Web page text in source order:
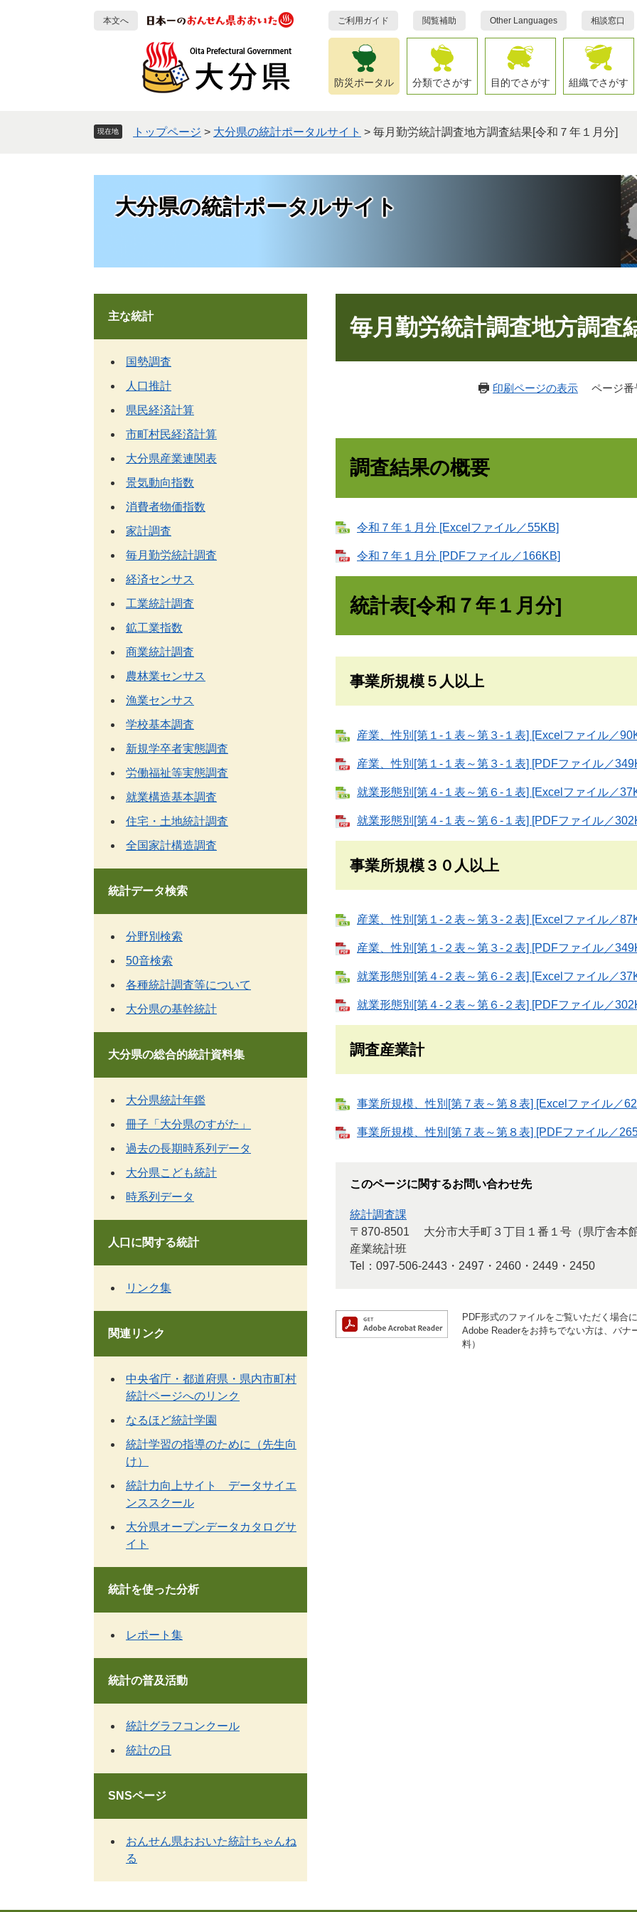
本文へ ご利用ガイド 閲覧補助 Other Languages 相談窓口
防災ポータル 分類でさがす 目的でさがす 組織でさがす
現在地 トップページ > 大分県の統計ポータルサイト > 毎月勤労統計調査地方調査結果[令和７年１月分]
大分県の統計ポータルサイト
毎月勤労統計調査地方調査
印刷ページの表示 ページ番
調査結果の概要
令和７年１月分 [Excelファイル／55KB]
令和７年１月分 [PDFファイル／166KB]
統計表[令和７年１月分]
事業所規模５人以上
産業、性別[第１-１表～第３-１表] [Excelファイル／
産業、性別[第１-１表～第３-１表] [PDFファイル／
就業形態別[第４-１表～第６-１表] [Excelファイル／
就業形態別[第４-１表～第６-１表] [PDFファイル／
事業所規模３０人以上
産業、性別[第１-２表～第３-２表] [Excelファイル／
産業、性別[第１-２表～第３-２表] [PDFファイル／
就業形態別[第４-２表～第６-２表] [Excelファイル／
就業形態別[第４-２表～第６-２表] [PDFファイル／
調査産業計
事業所規模、性別[第７表～第８表] [Excelファイル／
事業所規模、性別[第７表～第８表] [PDFファイル／
このページに関するお問い合わせ先
統計調査課
〒870-8501
大分市大手町３丁目１番１号（県庁舎本
産業統計班
Tel：097-506-2443・2497・2460・2449・2450
PDF形式のファイルをご覧いただく場合
Adobe Readerをお持ちでない方は、バ
料）
主な統計
国勢調査
人口推計
県民経済計算
市町村民経済計算
大分県産業連関表
景気動向指数
消費者物価指数
家計調査
毎月勤労統計調査
経済センサス
工業統計調査
鉱工業指数
商業統計調査
農林業センサス
漁業センサス
学校基本調査
新規学卒者実態調査
労働福祉等実態調査
就業構造基本調査
住宅・土地統計調査
全国家計構造調査
統計データ検索
分野別検索
50音検索
各種統計調査等について
大分県の基幹統計
大分県の総合的統計資料集
大分県統計年鑑
冊子「大分県のすがた」
過去の長期時系列データ
大分県こども統計
時系列データ
人口に関する統計
リンク集
関連リンク
中央省庁・都道府県・県内市町村
統計ページへのリンク
なるほど統計学園
統計学習の指導のために（先生向
け）
統計力向上サイト データサイエ
ンススクール
大分県オープンデータカタログサ
イト
統計を使った分析
レポート集
統計の普及活動
統計グラフコンクール
統計の日
SNSページ
おんせん県おおいた統計ちゃんね
る